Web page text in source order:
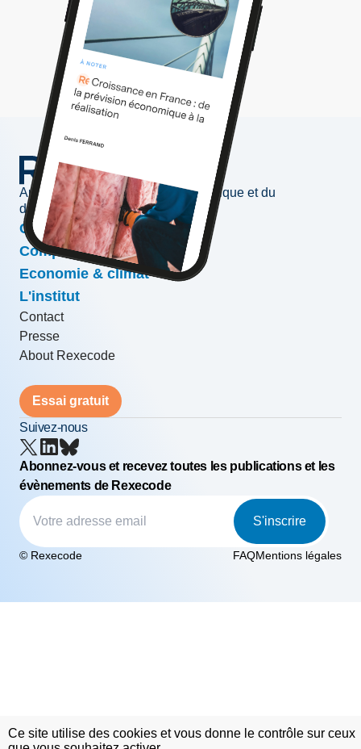
Au service de l'information économique et du
développement des entreprises
Conjoncture & prévisions
Compétitivité & croissance
Economie & climat
L'institut
Contact
Presse
About Rexecode
Essai gratuit
Suivez-nous
Abonnez-vous et recevez toutes les publications et les
évènements de Rexecode
S'inscrire
© Rexecode FAQMentions légales
Ce site utilise des cookies et vous donne le contrôle sur ceux